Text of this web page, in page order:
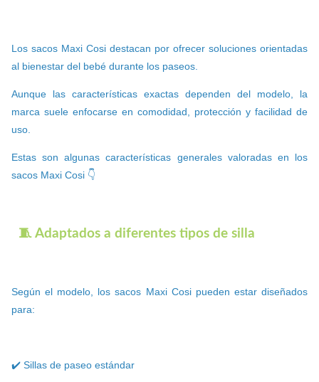
Los sacos Maxi Cosi destacan por ofrecer soluciones orientadas
al bienestar del bebé durante los paseos.
Aunque las características exactas dependen del modelo, la
marca suele enfocarse en comodidad, protección y facilidad de
uso.
Estas son algunas características generales valoradas en los
sacos Maxi Cosi 👇
🧵 Adaptados a diferentes tipos de silla
Según el modelo, los sacos Maxi Cosi pueden estar diseñados
para:
✔️ Sillas de paseo estándar